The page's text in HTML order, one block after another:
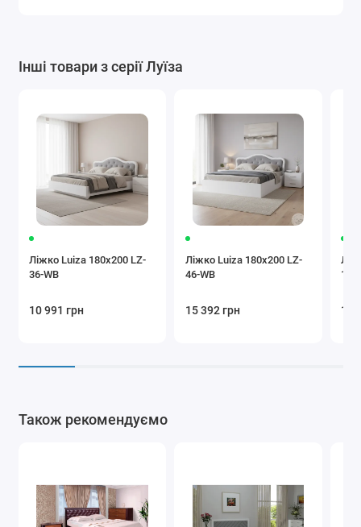
Інші товари з серії Луїза
Ліжко Luiza 180x200 LZ-
36-WB
10 991 грн
Ліжко Luiza 180x200 LZ-
46-WB
15 392 грн 14
Також рекомендуємо